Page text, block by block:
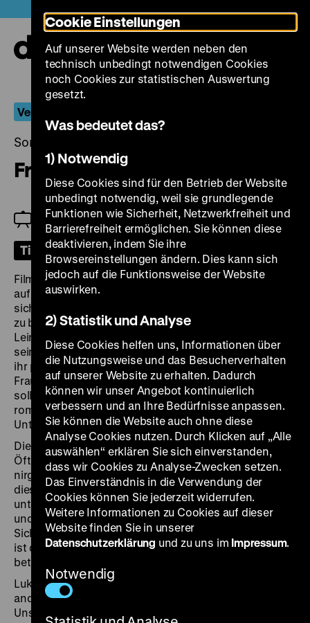
zum
Seiteninhalt
springen
Verführerische Melancholie
Sonntag, 06. Juli 2025, 18.00 Uhr
Frauen sind keine Engel
Einführung: Lukas Foerster
Tickets
Filmregisseur Richard Anden (Axel von Ambesser) hat
auf einem Kreuzfahrtschiff alle Hände voll damit zu tun,
sich vor Horden junger Schauspielerinnen in Sicherheit
zu bringen, die auf ihren Durchbruch auf der großen
Leinwand hoffen. Helga (Marte Harell) weckt jedoch
sein Interesse, als er, vermeintlich aus bloßem Zufall,
ihr privates Gespräch belauscht. Freilich ist die junge
Frau nicht, wer sie zu sein vorgibt und auch sonst
sollte man in dieser metakinematografischen
romantischen Komödie nichts und niemandem trauen.
Unter Umständen selbst den eigenen Augen nicht.
Die Mächte des Falschen (Gilles Deleuze) treiben des
Öfteren ihr Unwesen in den Filmen Willi Forsts. Aber
nirgendwo verrichten sie ihr Werk so gründlich wie in
diesem oftmals – auch von Forst selbst –
unterschätzten Lustspiel, das auf hoher See beginnt
und im Reich der reinen Kinoillusion endet. „Die einzige
Sicherheit, die dem Publikum am Ende des Films bleibt,
ist der Film selbst. Aber es ist ein Film, der lügt und
betrügt.” (Francesco Bono). (lf)
Lukas Foerster ist Autor und Kurator. Er arbeitet unter
anderem im Programmteam des Filmhauses Nürnberg.
Unsere gemeinsam kuratierte Willi-Forst-Werkschau
Cookie Einstellungen
Auf unserer Website werden neben den
technisch unbedingt notwendigen Cookies
noch Cookies zur statistischen Auswertung
gesetzt.
Was bedeutet das?
1) Notwendig
Diese Cookies sind für den Betrieb der Website
unbedingt notwendig, weil sie grundlegende
Funktionen wie Sicherheit, Netzwerkfreiheit und
Barrierefreiheit ermöglichen. Sie können diese
deaktivieren, indem Sie ihre
Browsereinstellungen ändern. Dies kann sich
jedoch auf die Funktionsweise der Website
auswirken.
2) Statistik und Analyse
Diese Cookies helfen uns, Informationen über
die Nutzungsweise und das Besucherverhalten
auf unserer Website zu erhalten. Dadurch
können wir unser Angebot kontinuierlich
verbessern und an Ihre Bedürfnisse anpassen.
Sie können die Website auch ohne diese
Analyse Cookies nutzen. Durch Klicken auf „Alle
auswählen“ erklären Sie sich einverstanden,
dass wir Cookies zu Analyse-Zwecken setzen.
Das Einverständnis in die Verwendung der
Cookies können Sie jederzeit widerrufen.
Weitere Informationen zu Cookies auf dieser
Website finden Sie in unserer
Datenschutzerklärung und zu uns im Impressum.
Notwendig